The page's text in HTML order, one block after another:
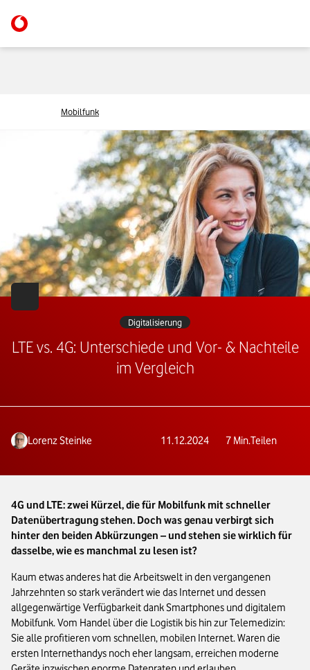
Mobilfunk
Digitalisierung
LTE vs. 4G: Unterschiede und Vor- & Nachteile
im Vergleich
Lorenz Steinke 11.12.2024 7 Min.Teilen
4G und LTE: zwei Kürzel, die für Mobilfunk mit schneller
Datenübertragung stehen. Doch was genau verbirgt sich
hinter den beiden Abkürzungen – und stehen sie wirklich für
dasselbe, wie es manchmal zu lesen ist?
Kaum etwas anderes hat die Arbeitswelt in den vergangenen
Jahrzehnten so stark verändert wie das Internet und dessen
allgegenwärtige Verfügbarkeit dank Smartphones und digitalem
Mobilfunk. Vom Handel über die Logistik bis hin zur Telemedizin:
Sie alle profitieren vom schnellen, mobilen Internet. Waren die
ersten Internethandys noch eher langsam, erreichen moderne